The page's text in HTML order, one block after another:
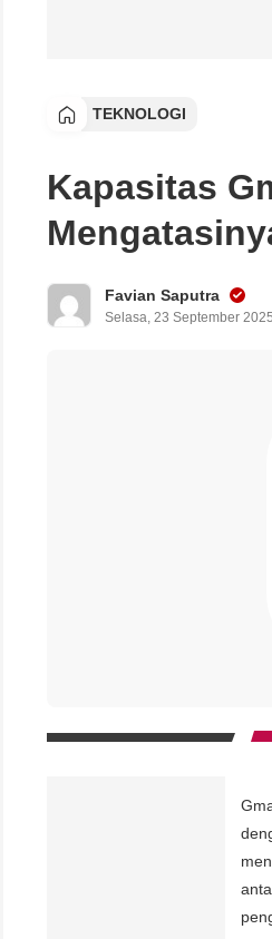
TEKNOLOGI
Kapasitas
Favian Saputra
Selasa, 23 September